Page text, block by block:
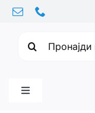
Skip
content
Toggle